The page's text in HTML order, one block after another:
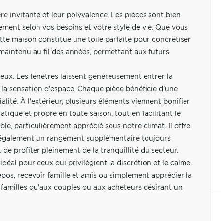
invitante et leur polyvalence. Les pièces sont bien
selon vos besoins et votre style de vie. Que vous
maison constitue une toile parfaite pour concrétiser
au fil des années, permettant aux futurs
Les fenêtres laissent généreusement entrer la
sensation d'espace. Chaque pièce bénéficie d'une
À l'extérieur, plusieurs éléments viennent bonifier
et propre en toute saison, tout en facilitant le
particulièrement apprécié sous notre climat. Il offre
un rangement supplémentaire toujours
profiter pleinement de la tranquillité du secteur.
pour ceux qui privilégient la discrétion et le calme.
recevoir famille et amis ou simplement apprécier la
qu'aux couples ou aux acheteurs désirant un